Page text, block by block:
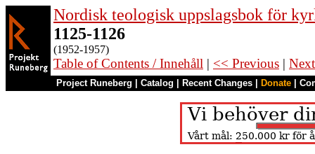
Nordisk teologisk uppslagsbok för
1125-1126
(1952-1957)
Table of Contents / Innehåll | << Previous |
Project Runeberg Catalog Recent Changes Donate